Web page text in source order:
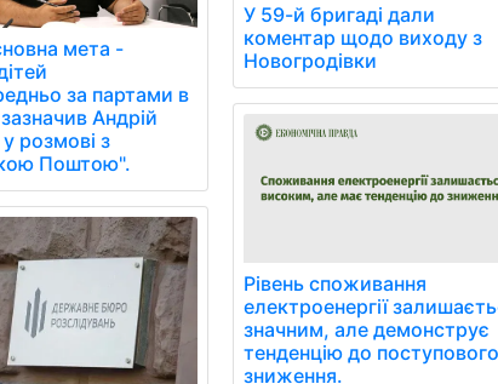
мета -
за партами в
Андрій
розмові з
Поштою".
У 59-й бригаді дали
коментар щодо виходу з
Новогродівки
Рівень споживання
електроенергії
значним, але демонструє
тенденцію до
зниження.